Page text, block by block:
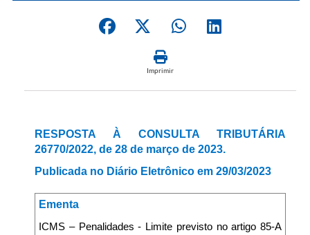
Imprimir
RESPOSTA À CONSULTA TRIBUTÁRIA
26770/2022, de 28 de março de 2023.
Publicada no Diário Eletrônico em 29/03/2023
Ementa
ICMS – Penalidades - Limite previsto no artigo 85-A